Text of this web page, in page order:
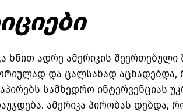
ხნით ადრე ამერიკის შეერთებული
და ცალსახად აცხადებდა,
სამხედრო ინტერვენციას
ამერიკა პირობას დებდა,